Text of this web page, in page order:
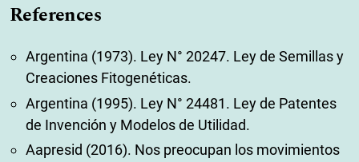
References
Argentina (1973). Ley N° 20247. Ley de Semillas y
Creaciones Fitogenéticas.
Argentina (1995). Ley N° 24481. Ley de Patentes
de Invención y Modelos de Utilidad.
Aapresid (2016). Nos preocupan los movimientos